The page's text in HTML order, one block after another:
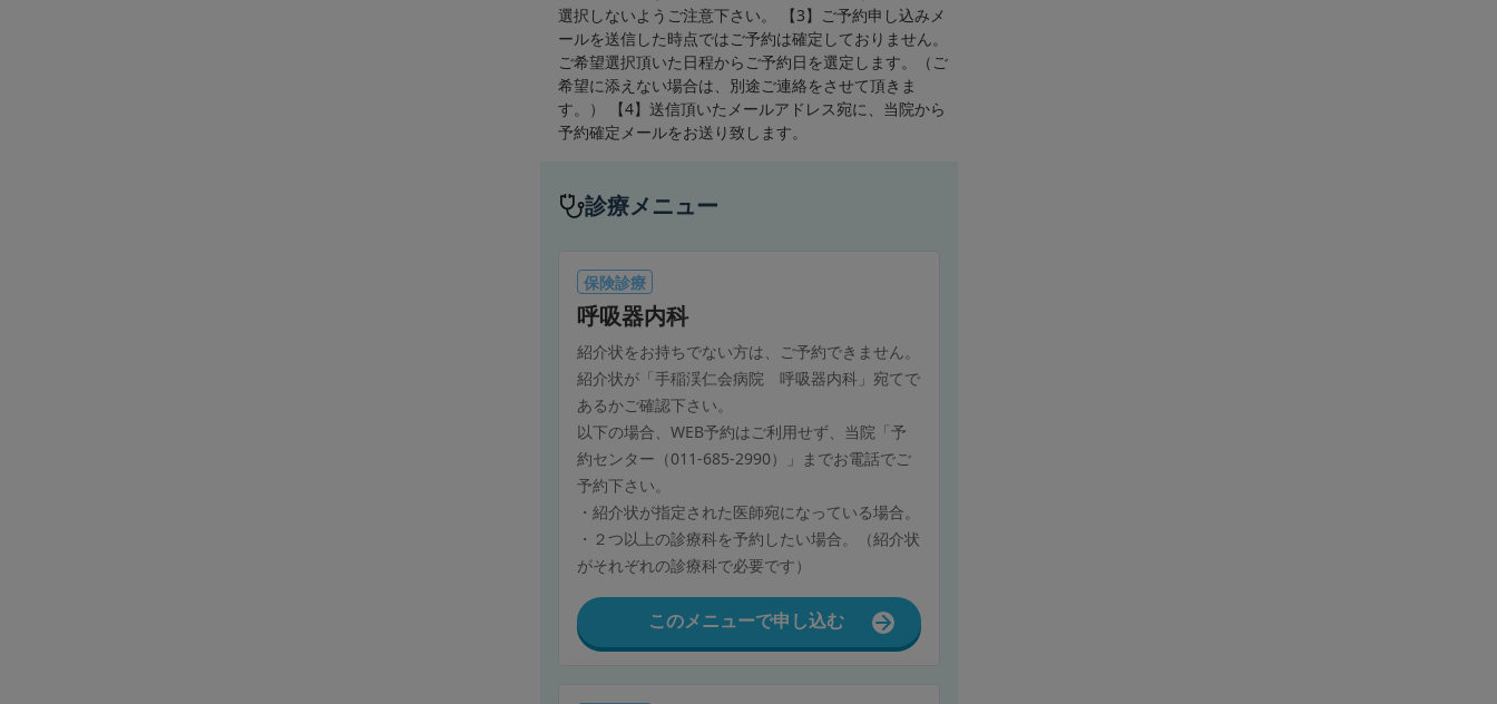
選択しないようご注意下さい。 【3】ご予約申し込みメ
ールを送信した時点ではご予約は確定しておりません。
ご希望選択頂いた日程からご予約日を選定します。（ご
希望に添えない場合は、別途ご連絡をさせて頂きま
す。） 【4】送信頂いたメールアドレス宛に、当院から
予約確定メールをお送り致します。
診療メニュー
保険診療
呼吸器内科
紹介状をお持ちでない方は、ご予約できません。
紹介状が「手稲渓仁会病院 呼吸器内科」宛てで
あるかご確認下さい。
以下の場合、WEB予約はご利用せず、当院「予
約センター（011-685-2990）」までお電話でご
予約下さい。
・紹介状が指定された医師宛になっている場合。
・２つ以上の診療科を予約したい場合。（紹介状
がそれぞれの診療科で必要です）
このメニューで申し込む